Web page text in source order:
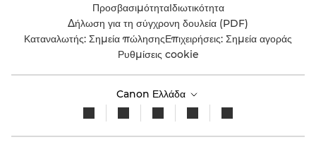
ΠροσβασιμότηταΙδιωτικότητα
Δήλωση για τη σύγχρονη δουλεία (PDF)
Καταναλωτής: Σημεία πώλησηςΕπιχειρήσεις: Σημεία αγοράς
Ρυθμίσεις cookie
Canon Ελλάδα